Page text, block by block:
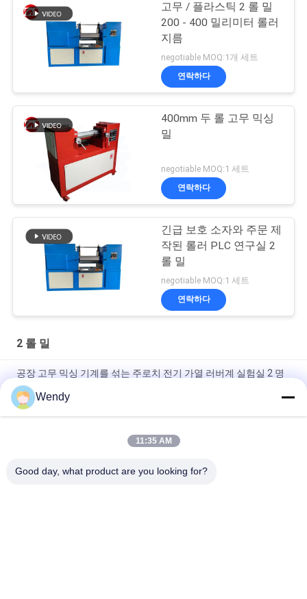
고무 / 플라스틱 2 롤 밀
200 - 400 밀리미터 롤러
지름
negotiable MOQ:1개 세트
연락하다
400mm 두 롤 고무 믹싱
밀
negotiable MOQ:1 세트
연락하다
긴급 보호 소자와 주문 제
작된 롤러 PLC 연구실 2
롤 밀
negotiable MOQ:1 세트
연락하다
2 롤 밀
공장 고무 믹싱 기계를 섞는 주로치 전기 가열 러버계 실험실 2 명
부
공장을 섞는 주로치 시험소 고무 기계 2 롤 밀 플라스틱
주문 제작된 PVC 믹서는 혼합 공장 충돌 기계 실리콘 2 명부 개방
Wendy
11:35 AM
Good day, what product are you looking for?